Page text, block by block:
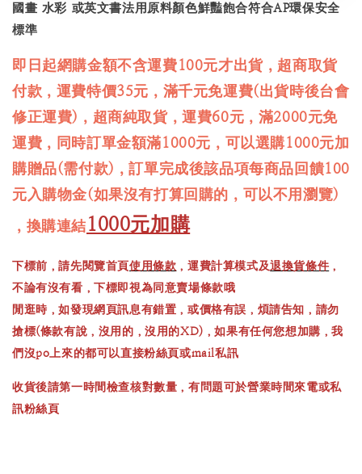
國畫 水彩 或英文書法用原料顏色鮮豔飽合符合AP環保安全
標準
即日起網購金額不含運費100元才出貨，超商取貨
付款，運費特價35元，滿千元免運費(出貨時後台會
修正運費)，超商純取貨，運費60元，滿2000元免
運費，同時訂單金額滿1000元，可以選購1000元加
購贈品(需付款)，訂單完成後該品項每商品回饋100
元入購物金(如果沒有打算回購的，可以不用瀏覽)
，換購連結1000元加購
下標前，請先閱覽首頁使用條款 ，運費計算模式及退換貨條件 ，
不論有沒有看，下標即視為同意賣場條款哦
閒逛時，如發現網頁訊息有錯置，或價格有誤，煩請告知，請勿
搶標(條款有說，沒用的，沒用的XD)，如果有任何您想加購，我
們沒po上來的都可以直接粉絲頁或mail私訊
收貨後請第一時間檢查核對數量，有問題可於營業時間來電或私
訊粉絲頁